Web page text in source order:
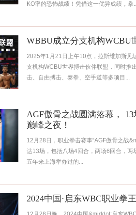
KO率的恐怖战绩！凭借这一优异成绩，拳
WBBU成立分支机构WCBU
2025年1月21日上午10点，拉斯维加斯见
支机构WCBU世界搏击伙伴联盟，同时推
击、自由搏击、泰拳、空手道等多项目...
AGF傲骨之战圆满落幕，
巅峰之夜！
12月28日，职业拳击赛事“AGF傲骨之战
达13场，包括八场4回合，两场6回合，
五年来上海举办过的...
2024中国·启东WBC职业拳